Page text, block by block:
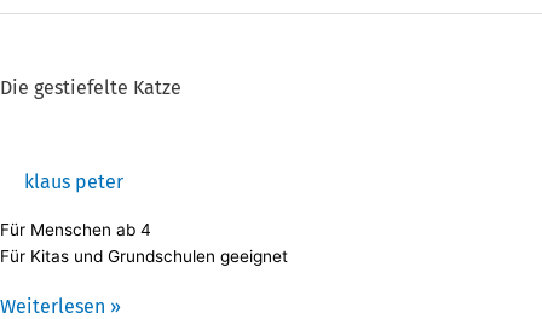
Die gestiefelte Katze
klaus peter
Für Menschen ab 4
Für Kitas und Grundschulen geeignet
Katze
Weiterlesen »